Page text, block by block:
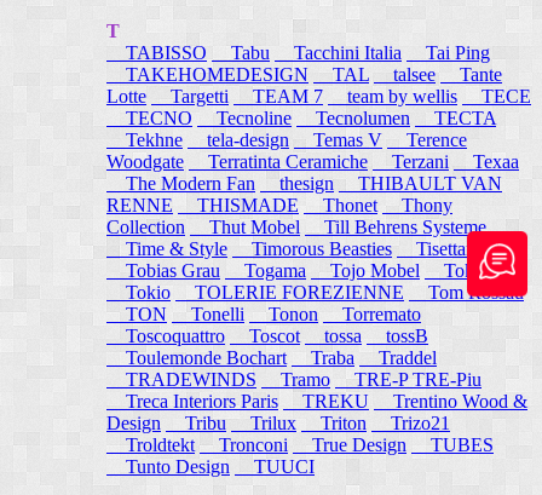
T
TABISSO
Tabu Tacchini Italia
Tai Ping
TAKEHOMEDESIGN
TAL talsee
Tante
Lotte
Targetti TEAM 7 team by wellis
TECE
TECNO
Tecnoline Tecnolumen
TECTA
Tekhne
tela-design Temas V
Terence
Woodgate
Terratinta Ceramiche Terzani
Texaa
The Modern Fan
thesign
THIBAULT VAN
RENNE
THISMADE Thonet
Thony
Collection
Thut Mobel
Till Behrens Systeme
Time & Style
Timorous Beasties
Tisettanta
Tobias Grau
Togama Tojo Mobel
Token
Tokio
TOLERIE FOREZIENNE
Tom Rossau
TON
Tonelli Tonon
Torremato
Toscoquattro
Toscot tossa
tossB
Toulemonde Bochart
Traba
Traddel
TRADEWINDS
Tramo
TRE-P TRE-Piu
Treca Interiors Paris
TREKU
Trentino Wood &
Design
Tribu Trilux Triton
Trizo21
Troldtekt Tronconi True Design
TUBES
Tunto Design
TUUCI